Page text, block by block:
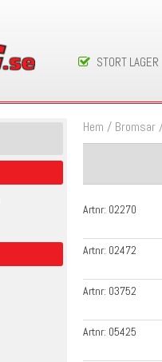
STORT LAGER
Hem / Bromsar
Artnr: 02270
Artnr: 02472
Artnr: 03752
Artnr: 05425